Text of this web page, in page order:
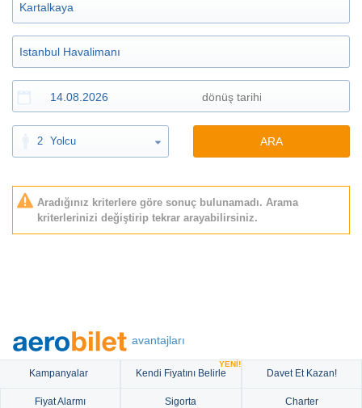
2 Yolcu ARA
Aradığınız kriterlere göre sonuç bulunamadı. Arama
kriterlerinizi değiştirip tekrar arayabilirsiniz.
avantajları
Kampanyalar Kendi Fiyatını Belirle
YENİ!
Davet Et Kazan!
Fiyat Alarmı Sigorta Charter